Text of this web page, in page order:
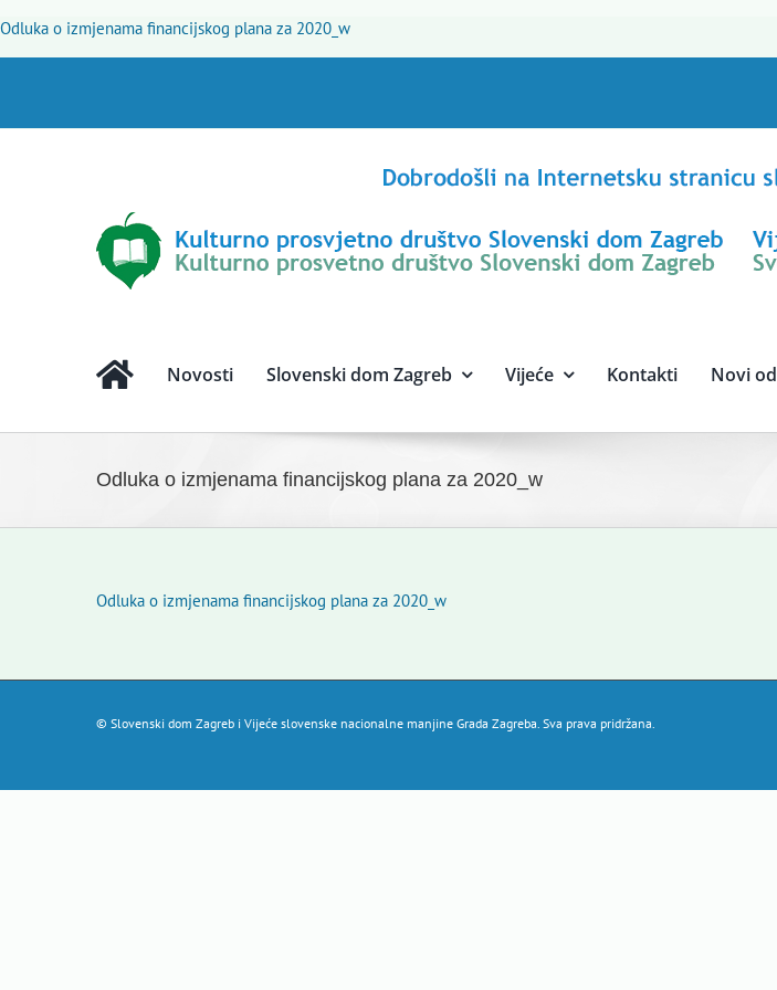
to
content
Odluka o izmjenama financijskog plana za 2020_w
Novosti Slovenski dom Zagreb Vijeće Kontakti Novi
Odluka o izmjenama financijskog plana za 2020_w
Odluka o izmjenama financijskog plana za 2020_w
© Slovenski dom Zagreb i Vijeće slovenske nacionalne manjine Grada Zagreba. Sva prava pridržana.